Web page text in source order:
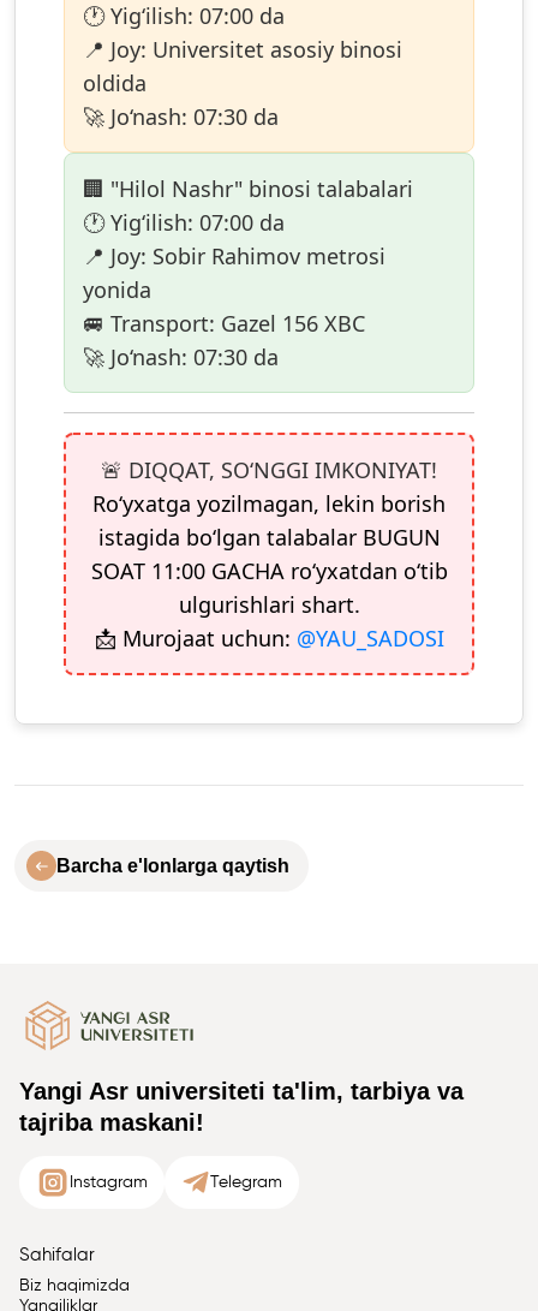
🕐Yig‘ilish: 07:00 da
📍 Joy: Universitet asosiy binosi
oldida
🚀 Jo‘nash: 07:30 da
🏢 "Hilol Nashr" binosi talabalari
🕐Yig‘ilish: 07:00 da
📍 Joy: Sobir Rahimov metrosi
yonida
🚐 Transport: Gazel 156 XBC
🚀 Jo‘nash: 07:30 da
🚨 DIQQAT, SO‘NGGI IMKONIYAT!
Ro‘yxatga yozilmagan, lekin borish
istagida bo‘lgan talabalar BUGUN
SOAT 11:00 GACHAro‘yxatdan o‘tib
ulgurishlari shart.
📩 Murojaat uchun: @YAU_SADOSI
Barcha e'lonlarga qaytish
Yangi Asr universiteti ta'lim, tarbiya va
tajriba maskani!
Instagram Telegram
Sahifalar
Biz haqimizda
Yangiliklar